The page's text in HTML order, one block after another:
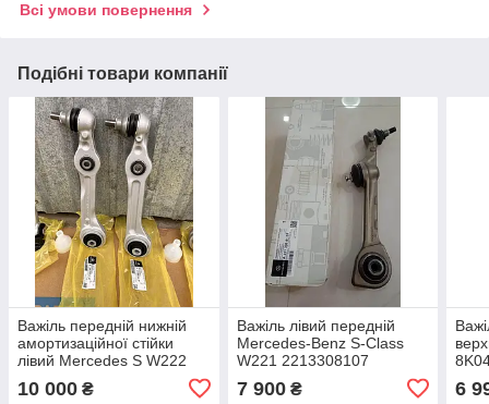
Всі умови повернення
Подібні товари компанії
Важіль передній нижній
амортизаційної стійки
лівий Mercedes S W222
10 000 ₴
Важіль лівий передній
Mercedes-Benz S-Class
W221 2213308107
7 900₴ 6